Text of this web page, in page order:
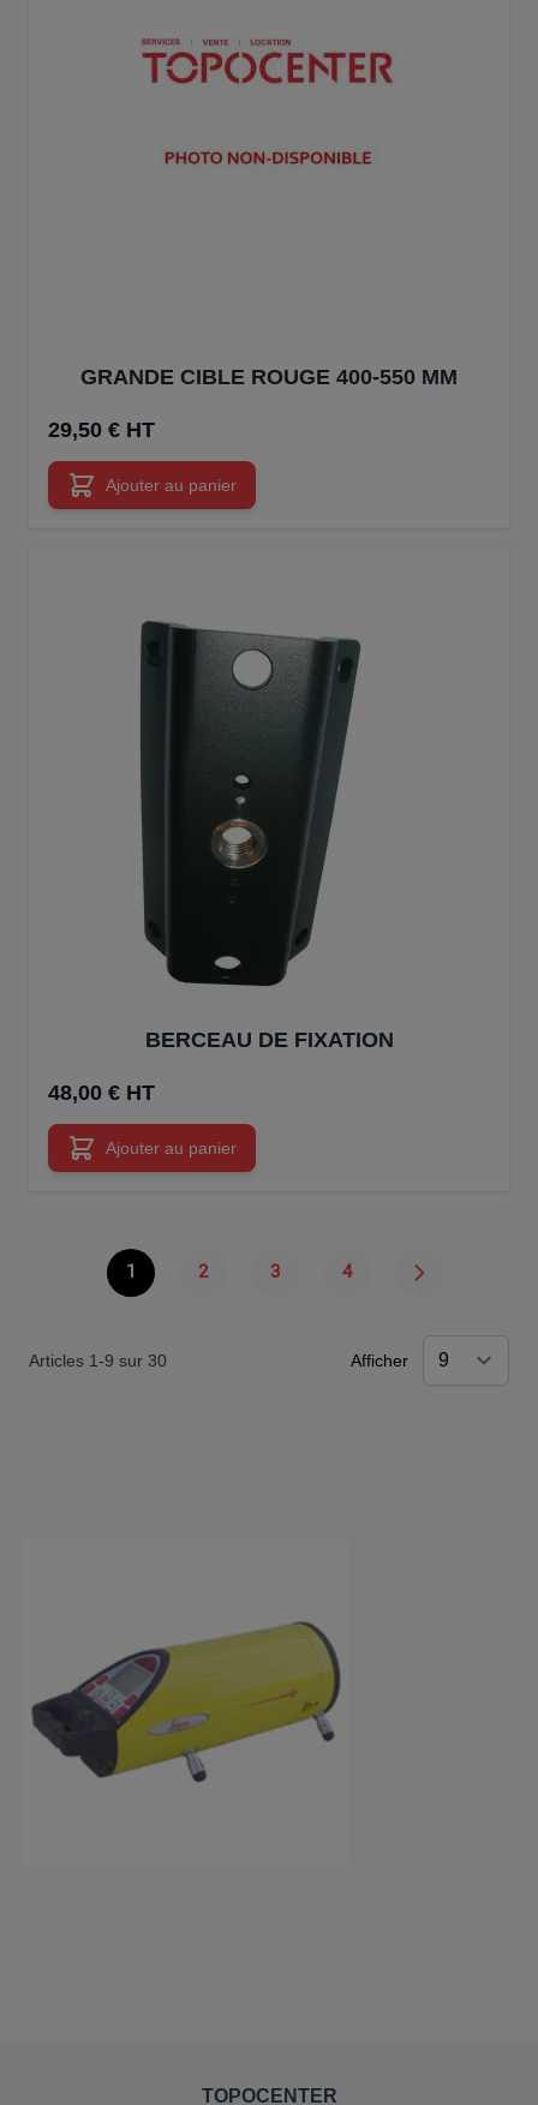
GRANDE CIBLE ROUGE 400-550 MM
29,50 € HT
Ajouter au panier
BERCEAU DE FIXATION
48,00 € HT
Ajouter au panier
Articles 1-9 sur 30
Vous lisez actuellement la page
1 Page
2 Page
3 Page
4
Afficher
TOPOCENTER